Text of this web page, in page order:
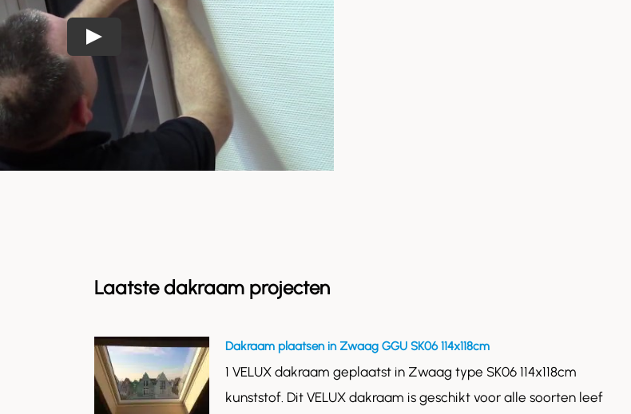
Laatste dakraam projecten
Dakraam plaatsen in Zwaag GGU SK06 114x118cm
1 VELUX dakraam geplaatst in Zwaag type SK06 114x118cm
kunststof. Dit VELUX dakraam is geschikt voor alle soorten leef